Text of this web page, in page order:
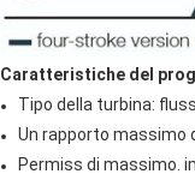
Caratteristiche del
Tipo della turbina:
Un rapporto massimo
Permiss di massimo.